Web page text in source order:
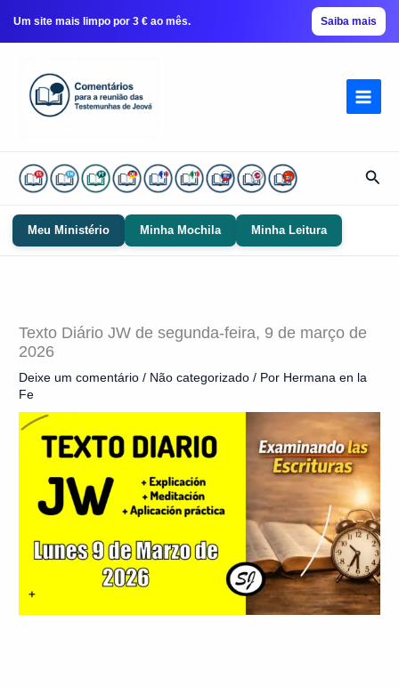
Um site mais limpo por 3 € ao mês. Saiba mais
conteúdo
Meu Ministério Minha Mochila Minha Leitura
Texto Diário JW de segunda-feira, 9 de março de
2026
Deixe um comentário / Não categorizado / Por Hermana en la
Fe